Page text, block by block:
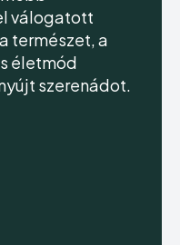
válogatott
természet, a
életmód
szerenádot.